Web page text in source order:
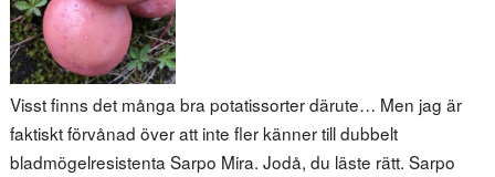
Visst finns det många bra potatissorter därute… Men jag är
faktiskt förvånad över att inte fler känner till dubbelt
bladmögelresistenta Sarpo Mira. Jodå, du läste rätt. Sarpo